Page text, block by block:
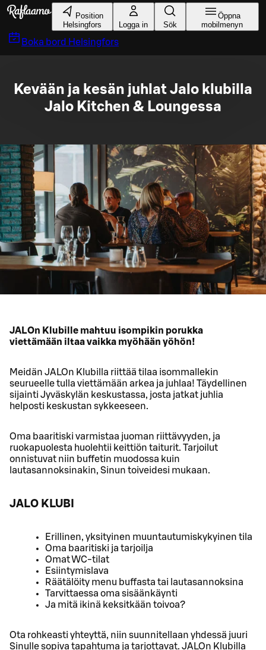
Gå till huvudinnehållet
Position
Helsingfors
Logga in Sök
Öppna
mobilmenyn
Boka bord Helsingfors
Kevään ja kesän juhlat Jalo klubilla
Jalo Kitchen & Loungessa
JALOn Klubille mahtuu isompikin porukka
viettämään iltaa vaikka myöhään yöhön!
Meidän JALOn Klubilla riittää tilaa isommallekin
seurueelle tulla viettämään arkea ja juhlaa! Täydellinen
sijainti Jyväskylän keskustassa, josta jatkat juhlia
helposti keskustan sykkeeseen.
Oma baaritiski varmistaa juoman riittävyyden, ja
ruokapuolesta huolehtii keittiön taiturit. Tarjoilut
onnistuvat niin buffetin muodossa kuin
lautasannoksinakin, Sinun toiveidesi mukaan.
JALO KLUBI
Erillinen, yksityinen muuntautumiskykyinen tila
Oma baaritiski ja tarjoilja
Omat WC-tilat
Esiintymislava
Räätälöity menu buffasta tai lautasannoksina
Tarvittaessa oma sisäänkäynti
Ja mitä ikinä keksitkään toivoa?
Ota rohkeasti yhteyttä, niin suunnitellaan yhdessä juuri
Sinulle sopiva tapahtuma ja tarjottavat. JALOn Klubilla